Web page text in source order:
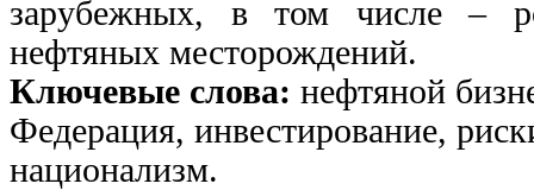
зарубежных, в том числе –
нефтяных месторождений.
Ключевые слова: нефтяной
Федерация, инвестирование,
национализм.